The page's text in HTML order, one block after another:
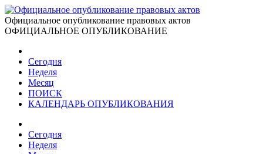
Официальное опубликование правовых актов
ОФИЦИАЛЬНОЕ ОПУБЛИКОВАНИЕ
Сегодня
Неделя
Месяц
ПОИСК
КАЛЕНДАРЬ ОПУБЛИКОВАНИЯ
Сегодня
Неделя